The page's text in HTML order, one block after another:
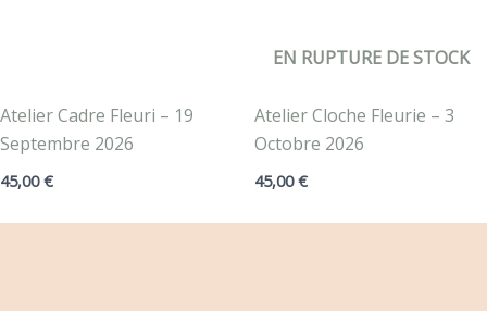
Atelier Cadre Fleuri – 19
Septembre 2026
45,00€
EN RUPTURE DE STOCK
Atelier Cloche Fleurie – 3
Octobre 2026
45,00€